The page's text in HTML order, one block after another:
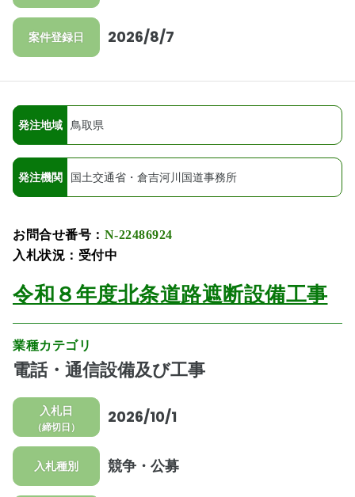
案件登録日 2026/8/7
発注地域 鳥取県
発注機関 国土交通省・倉吉河川国道事務所
お問合せ番号： N-22486924
入札状況：受付中
令和８年度北条道路遮断設備工事
業種カテゴリ
電話・通信設備及び工事
入札日
（締切日）
2026/10/1
入札種別 競争・公募